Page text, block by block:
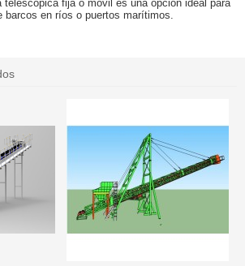
telescópica fija o móvil es una opción ideal para
barcos en ríos o puertos marítimos.